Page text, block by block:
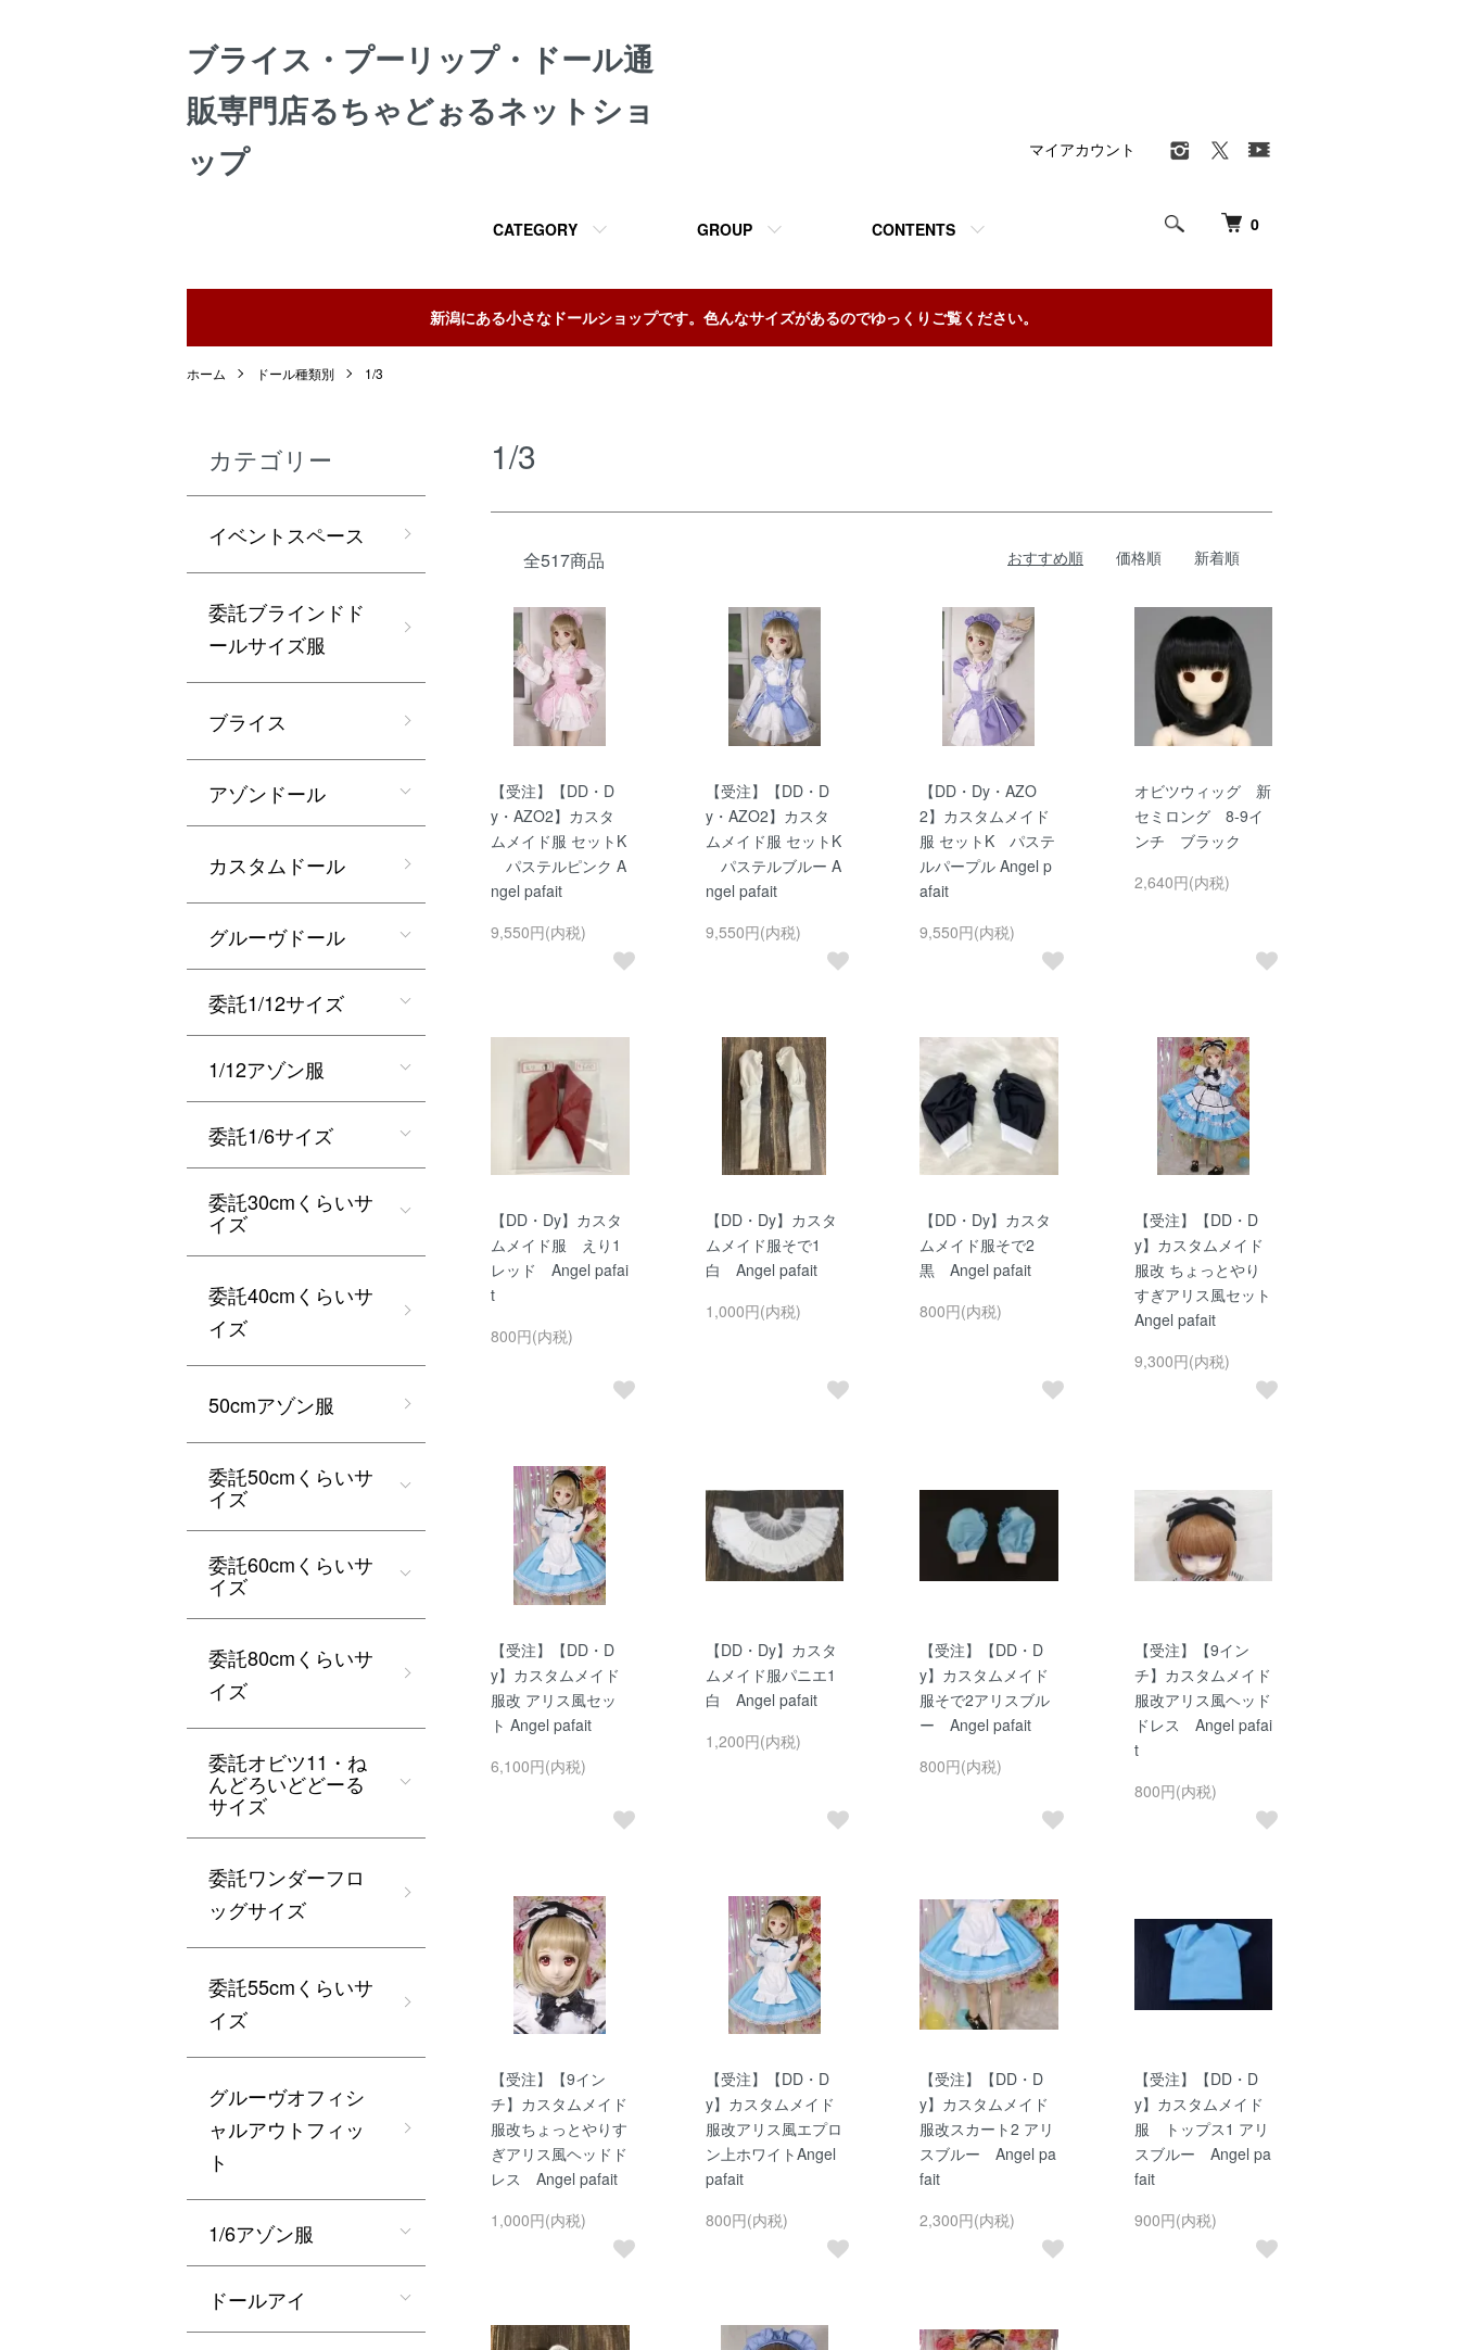
ブライス・プーリップ・ドール通
販専門店るちゃどぉるネットショ
ップ
0
CATEGORY GROUP CONTENTS
マイアカウント
新潟にある小さなドールショップです。色んなサイズがあるのでゆっくりご覧ください。
ホーム ドール種類別 1/3
1/3
全517商品 おすすめ順 価格順 新着順
【受注】【DD・D
y・AZO2】カスタ
ムメイド服 セットK
パステルピンク A
ngel pafait
9,550円(内税)
【受注】【DD・D
y・AZO2】カスタ
ムメイド服 セットK
パステルブルー A
ngel pafait
9,550円(内税)
【DD・Dy・AZO
2】カスタムメイド
服 セットK パステ
ルパープル Angel p
afait
9,550円(内税)
オビツウィッグ 新
セミロング 8-9イ
ンチ ブラック
2,640円(内税)
【DD・Dy】カスタ
ムメイド服 えり1
レッド Angel pafai
t
800円(内税)
【DD・Dy】カスタ
ムメイド服そで1
白 Angel pafait
1,000円(内税)
【DD・Dy】カスタ
ムメイド服そで2
黒 Angel pafait
800円(内税)
【受注】【DD・D
y】カスタムメイド
服改 ちょっとやり
すぎアリス風セット
Angel pafait
9,300円(内税)
【受注】【DD・D
y】カスタムメイド
服改 アリス風セッ
ト Angel pafait
6,100円(内税)
【DD・Dy】カスタ
ムメイド服パニエ1
白 Angel pafait
1,200円(内税)
【受注】【DD・D
y】カスタムメイド
服そで2アリスブル
ー Angel pafait
800円(内税)
【受注】【9イン
チ】カスタムメイド
服改アリス風ヘッド
ドレス Angel pafai
t
800円(内税)
【受注】【9イン
チ】カスタムメイド
服改ちょっとやりす
ぎアリス風ヘッドド
レス Angel pafait
1,000円(内税)
【受注】【DD・D
y】カスタムメイド
服改アリス風エプロ
ン上ホワイトAngel
pafait
800円(内税)
【受注】【DD・D
y】カスタムメイド
服改スカート2 アリ
スブルー Angel pa
fait
2,300円(内税)
【受注】【DD・D
y】カスタムメイド
服 トップス1 アリ
スブルー Angel pa
fait
900円(内税)
カテゴリー
イベントスペース
委託ブラインドド
ールサイズ服
ブライス
アゾンドール
カスタムドール
グルーヴドール
委託1/12サイズ
1/12アゾン服
委託1/6サイズ
委託30cmくらいサ
イズ
委託40cmくらいサ
イズ
50cmアゾン服
委託50cmくらいサ
イズ
委託60cmくらいサ
イズ
委託80cmくらいサ
イズ
委託オビツ11・ね
んどろいどどーる
サイズ
委託ワンダーフロ
ッグサイズ
委託55cmくらいサ
イズ
グルーヴオフィシ
ャルアウトフィッ
ト
1/6アゾン服
ドールアイ